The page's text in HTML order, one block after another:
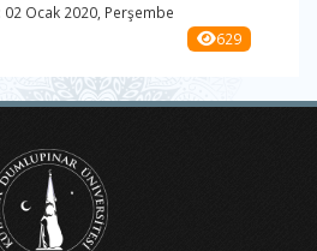
Ocak 2020, Perşembe
629